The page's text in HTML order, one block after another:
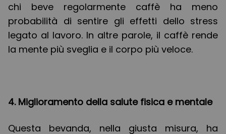
chi beve regolarmente caffè ha meno
probabilità di sentire gli effetti dello stress
legato al lavoro. In altre parole, il caffè rende
la mente più sveglia e il corpo più veloce.
4. Miglioramento della salute fisica e mentale
Questa bevanda, nella giusta misura, ha